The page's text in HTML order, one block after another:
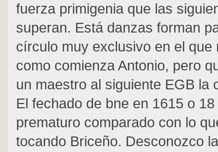
fuerza primigenia que las
superan. Está danzas forman
círculo muy exclusivo en el que
como comienza Antonio, pero
un maestro al siguiente EGB la
El fechado de bne en 1615 o
prematuro comparado con lo
tocando Briceño. Desconozco